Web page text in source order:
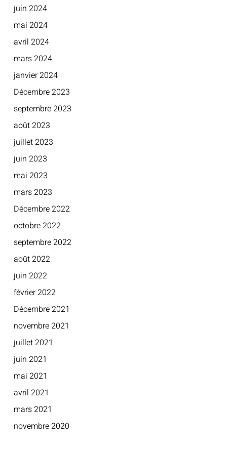
juin 2024
mai 2024
avril 2024
mars 2024
janvier 2024
Décembre 2023
septembre 2023
août 2023
juillet 2023
juin 2023
mai 2023
mars 2023
Décembre 2022
octobre 2022
septembre 2022
août 2022
juin 2022
février 2022
Décembre 2021
novembre 2021
juillet 2021
juin 2021
mai 2021
avril 2021
mars 2021
novembre 2020